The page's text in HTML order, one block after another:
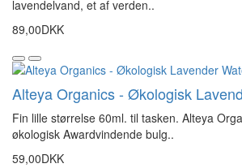
lavendelvand, et af verden..
89,00DKK
Alteya Organics - Økologisk
Fin lille størrelse 60ml. til tasken. Alteya
økologisk Awardvindende bulg..
59,00DKK